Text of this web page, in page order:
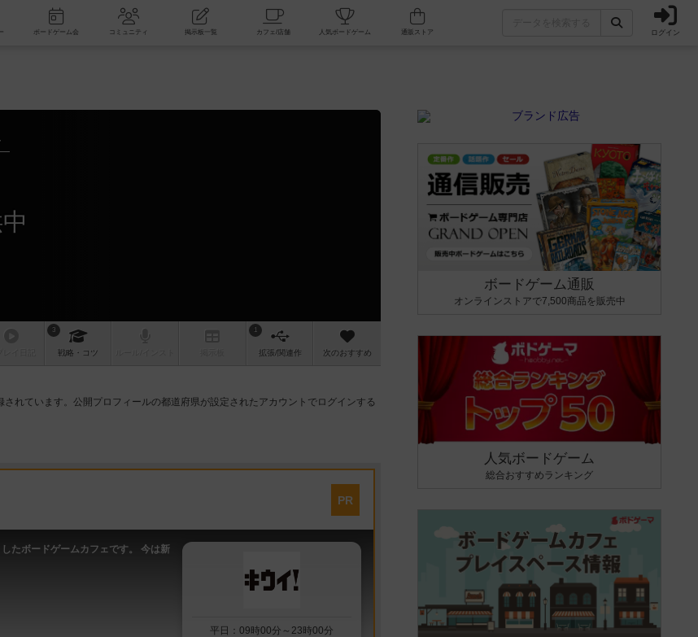
新着レビュー ボードゲーム会 コミュニティ 掲示板一覧 カフェ/店舗 人気ボードゲーム ログイン
3
戦略 ・コツ
1
拡張/関連作 次のおすすめ
れています。公開プロフィールの都道府県が設定されたアカウントでログインする
PR
たボードゲームカフェです。 今は新
平日：09時00分～23時00分
ボードゲーム通販
オンラインストアで7,500商品を販売中
人気ボードゲーム
総合おすすめランキング